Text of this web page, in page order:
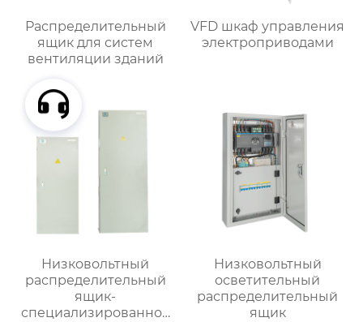
Распределительный
ящик для систем
вентиляции зданий
VFD шкаф управления
электроприводами
Низковольтный
распределительный
ящик-
специализированное
Низковольтный
осветительный
распределительный
ящик